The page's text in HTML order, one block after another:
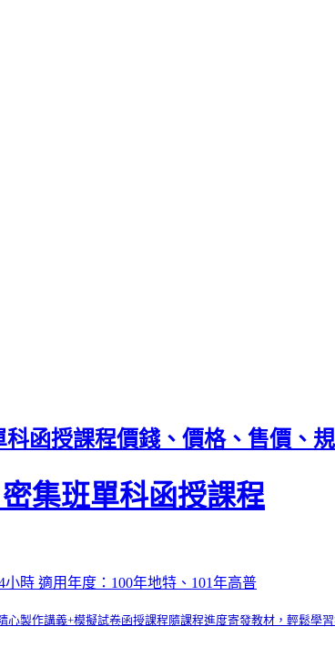
函授課程價錢、價格、售價、
集班單科函授課程
時 適用年度：100年地特、101年高普
心製作講義+模擬試卷函授課程隨課程進度寄發教材，輕鬆學